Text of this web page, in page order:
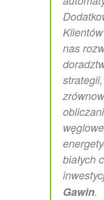
nas
białych
Gawin.